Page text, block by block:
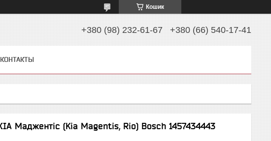
Кошик
+380 (98) 232-61-67 +380 (66) 540-17-41
КОНТАКТЫ
Маджентіс (Kia Magentis, Rio) Bosch 1457434443